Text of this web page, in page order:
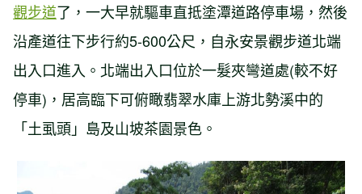
觀步道了，一大早就驅車直抵塗潭道路停車場，然後
沿產道往下步行約5-600公尺，自永安景觀步道北端
出入口進入。北端出入口位於一髮夾彎道處(較不好
停車)，居高臨下可俯瞰翡翠水庫上游北勢溪中的
「土虱頭」島及山坡茶園景色。